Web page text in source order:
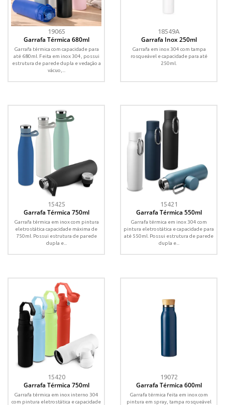
19065
Garrafa Térmica 680ml
Garrafa térmica com capacidade para
até 680ml. Feita em inox 304, possui
estrutura de parede dupla e vedação a
vácuo,...
18549A
Garrafa Inox 250ml
Garrafa em inox 304 com tampa
rosqueável e capacidade para até
250ml.
15425
Garrafa Térmica 750ml
Garrafa térmica em inox com pintura
eletrostática capacidade máxima de
750ml. Possui estrutura de parede
dupla e...
15421
Garrafa Térmica 550ml
Garrafa térmica em inox 304 com
pintura eletrostática e capacidade para
até 550ml. Possui estrutura de parede
dupla e...
15420
Garrafa Térmica 750ml
Garrafa térmica em inox interno 304
com pintura eletrostática e capacidade
19072
Garrafa Térmica 600ml
Garrafa térmica feita em inox com
pintura em spray, tampa rosqueável